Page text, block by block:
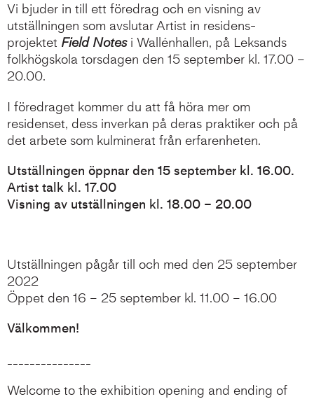
Vi bjuder in till ett föredrag och en visning av
utställningen som avslutar Artist in residens-
projektet Field Notesi Wallénhallen, på Leksands
folkhögskola torsdagen den 15 september kl. 17.00 –
20.00.
I föredraget kommer du att få höra mer om
residenset, dess inverkan på deras praktiker och på
det arbete som kulminerat från erfarenheten.
Utställningen öppnar den 15 september kl. 16.00.
Artist talk kl. 17.00
Visning av utställningen kl. 18.00 – 20.00
Utställningen pågår till och med den 25 september
2022
Öppet den 16 – 25 september kl. 11.00 – 16.00
Välkommen!
Welcome to the exhibition opening and ending of